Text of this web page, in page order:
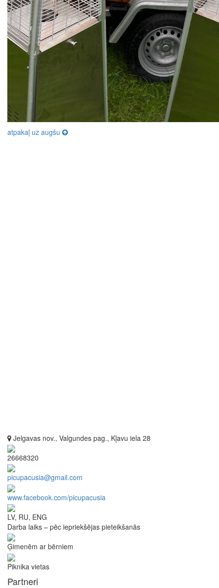
atpakaļ uz augšu
Jelgavas nov., Valgundes pag., Kļavu iela 28
26668320
picupacusia@gmail.com
www.facebook.com/picupacusia
LV, RU, ENG
Darba laiks – pēc iepriekšējas pieteikšanās
Ģimenēm ar bērniem
Piknika vietas
Partneri